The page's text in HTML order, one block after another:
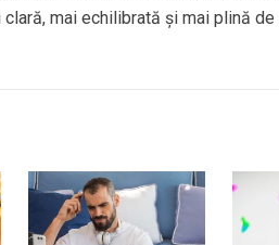
mai echilibrată și mai plină